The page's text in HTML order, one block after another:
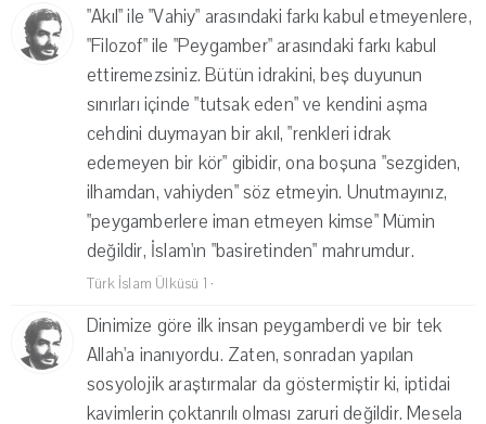
"Akıl" ile "Vahiy" arasındaki farkı kabul etmeyenlere,
"Filozof" ile "Peygamber" arasındaki farkı kabul
ettiremezsiniz. Bütün idrakini, beş duyunun
sınırları içinde "tutsak eden" ve kendini aşma
cehdini duymayan bir akıl, "renkleri idrak
edemeyen bir kör" gibidir, ona boşuna "sezgiden,
ilhamdan, vahiyden" söz etmeyin. Unutmayınız,
"peygamberlere iman etmeyen kimse" Mümin
değildir, İslam'ın "basiretinden" mahrumdur.
Türk İslam Ülküsü 1 ·
Dinimize göre ilk insan peygamberdi ve bir tek
Allah'a inanıyordu. Zaten, sonradan yapılan
sosyolojik araştırmalar da göstermiştir ki, iptidai
kavimlerin çoktanrılı olması zaruri değildir. Mesela